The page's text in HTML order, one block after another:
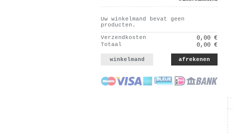
Uw winkelmand bevat geen
producten.
Verzendkosten 0,00 €
Totaal 0,00 €
winkelmand afrekenen